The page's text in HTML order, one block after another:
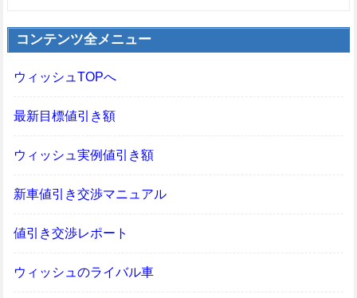
コンテンツ全メニュー
ウィッシュTOPへ
最新目標値引き額
ウィッシュ実例値引き額
新車値引き交渉マニュアル
値引き交渉レポート
ウィッシュのライバル車